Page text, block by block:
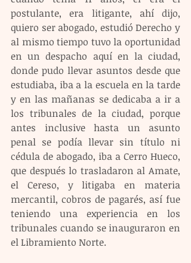
postulante, era litigante, ahí dijo,
quiero ser abogado, estudió Derecho y
al mismo tiempo tuvo la oportunidad
en un despacho aquí en la ciudad,
donde pudo llevar asuntos desde que
estudiaba, iba a la escuela en la tarde
y en las mañanas se dedicaba a ir a
los tribunales de la ciudad, porque
antes inclusive hasta un asunto
penal se podía llevar sin título ni
cédula de abogado, iba a Cerro Hueco,
que después lo trasladaron al Amate,
el Cereso, y litigaba en materia
mercantil, cobros de pagarés, así fue
teniendo una experiencia en los
tribunales cuando se inauguraron en
el Libramiento Norte.